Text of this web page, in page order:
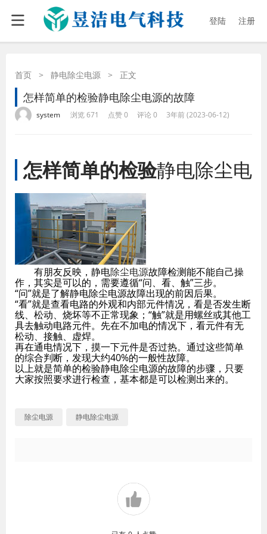
登陆 注册
首页 > 静电除尘电源 > 正文
怎样简单的检验静电除尘电源的故障
system 浏览 671 点赞 0 评论 0 3年前 (2023-06-12)
怎样简单的检验静电除尘电
有朋友反映，静电除尘电源故障检测能不能自己操
作，其实是可以的，需要遵循“问、看、触”三步。
“问”就是了解静电除尘电源故障出现的前因后果。
“看”就是查看电路的外观和内部元件情况，看是否发生断
线、松动、烧坏等不正常现象；“触”就是用螺丝或其他工
具去触动电路元件。先在不加电的情况下，看元件有无
松动、接触、虚焊。
再在通电情况下，摸一下元件是否过热。通过这些简单
的综合判断，发现大约40%的一般性故障。
以上就是简单的检验静电除尘电源的故障的步骤，只要
大家按照要求进行检查，基本都是可以检测出来的。
除尘电源 静电除尘电源